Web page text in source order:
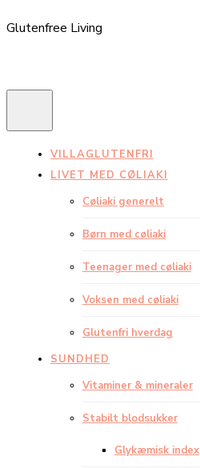
Glutenfree Living
VILLAGLUTENFRI
LIVET MED CØLIAKI
Cøliaki generelt
Børn med cøliaki
Teenager med cøliaki
Voksen med cøliaki
Glutenfri hverdag
SUNDHED
Vitaminer & mineraler
Stabilt blodsukker
Glykæmisk index